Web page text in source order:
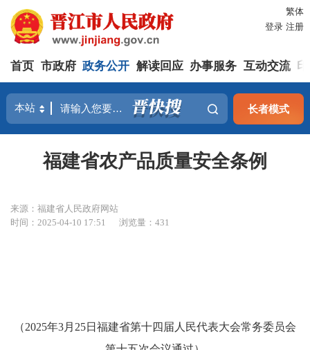
繁体
登录 注册
首页 市政府 政务公开 解读回应 办事服务 互动交流
长者模式
福建省农产品质量安全条例
来源：福建省人民政府网站
时间：2025-04-10 17:51
浏览量：431
（2025年3月25日福建省第十四届人民代表大会常务委员会